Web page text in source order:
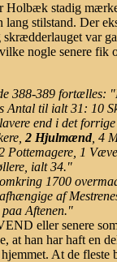
Holbæk stadig
lang stilstand. Der
skrædderlauget var
nogle senere fik
388-389 fortælles:
Antal til ialt 31: 10
end i det
2 Hjulmænd, 4
Pottemagere, 1
ialt 34."
1700
af
Aftenen."
eller senere
at han har haft en
At de